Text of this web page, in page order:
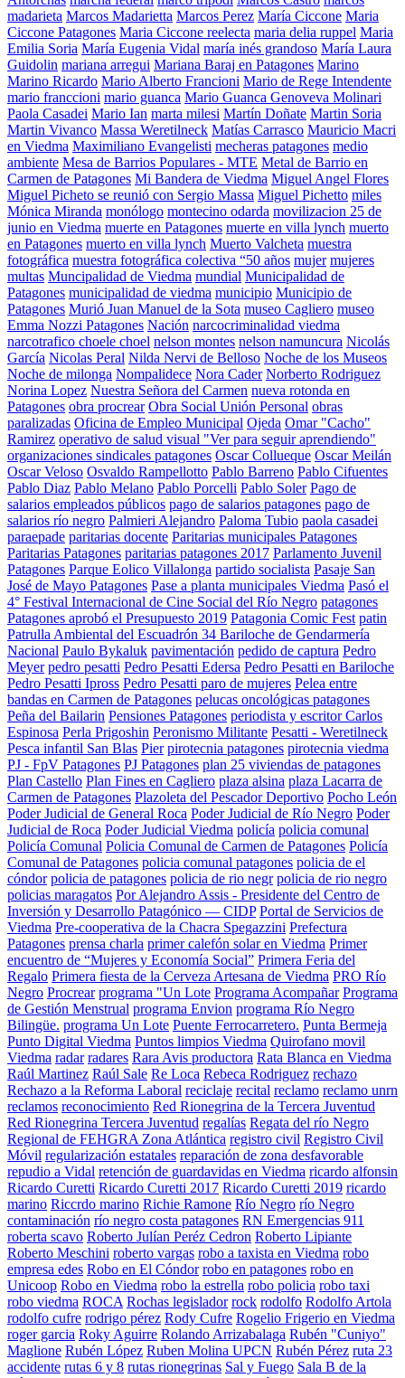
madarieta Marcos Madarietta Marcos Perez María Ciccone Maria
Ciccone Patagones Maria Ciccone reelecta maria delia ruppel Maria
Emilia Soria María Eugenia Vidal maría inés grandoso María Laura
Guidolin mariana arregui Mariana Baraj en Patagones Marino
Marino Ricardo Mario Alberto Francioni Mario de Rege Intendente
mario franccioni mario guanca Mario Guanca Genoveva Molinari
Paola Casadei Mario Ian marta milesi Martín Doñate Martin Soria
Martin Vivanco Massa Weretilneck Matías Carrasco Mauricio Macri
en Viedma Maximiliano Evangelisti mecheras patagones medio
ambiente Mesa de Barrios Populares - MTE Metal de Barrio en
Carmen de Patagones Mi Bandera de Viedma Miguel Angel Flores
Miguel Picheto se reunió con Sergio Massa Miguel Pichetto miles
Mónica Miranda monólogo montecino odarda movilizacion 25 de
junio en Viedma muerte en Patagones muerte en villa lynch muerto
en Patagones muerto en villa lynch Muerto Valcheta muestra
fotográfica muestra fotográfica colectiva “50 años mujer mujeres
multas Muncipalidad de Viedma mundial Municipalidad de
Patagones municipalidad de viedma municipio Municipio de
Patagones Murió Juan Manuel de la Sota museo Cagliero museo
Emma Nozzi Patagones Nación narcocriminalidad viedma
narcotrafico choele choel nelson montes nelson namuncura Nicolás
García Nicolas Peral Nilda Nervi de Belloso Noche de los Museos
Noche de milonga Nompalidece Nora Cader Norberto Rodriguez
Norina Lopez Nuestra Señora del Carmen nueva rotonda en
Patagones obra procrear Obra Social Unión Personal obras
paralizadas Oficina de Empleo Municipal Ojeda Omar "Cacho"
Ramirez operativo de salud visual "Ver para seguir aprendiendo"
organizaciones sindicales patagones Oscar Collueque Oscar Meilán
Oscar Veloso Osvaldo Rampellotto Pablo Barreno Pablo Cifuentes
Pablo Diaz Pablo Melano Pablo Porcelli Pablo Soler Pago de
salarios empleados públicos pago de salarios patagones pago de
salarios río negro Palmieri Alejandro Paloma Tubio paola casadei
paraepade paritarias docente Paritarias municipales Patagones
Paritarias Patagones paritarias patagones 2017 Parlamento Juvenil
Patagones Parque Eolico Villalonga partido socialista Pasaje San
José de Mayo Patagones Pase a planta municipales Viedma Pasó el
4° Festival Internacional de Cine Social del Río Negro patagones
Patagones aprobó el Presupuesto 2019 Patagonia Comic Fest patin
Patrulla Ambiental del Escuadrón 34 Bariloche de Gendarmería
Nacional Paulo Bykaluk pavimentación pedido de captura Pedro
Meyer pedro pesatti Pedro Pesatti Edersa Pedro Pesatti en Bariloche
Pedro Pesatti Ipross Pedro Pesatti paro de mujeres Pelea entre
bandas en Carmen de Patagones pelucas oncológicas patagones
Peña del Bailarin Pensiones Patagones periodista y escritor Carlos
Espinosa Perla Prigoshin Peronismo Militante Pesatti - Weretilneck
Pesca infantil San Blas Pier pirotecnia patagones pirotecnia viedma
PJ - FpV Patagones PJ Patagones plan 25 viviendas de patagones
Plan Castello Plan Fines en Cagliero plaza alsina plaza Lacarra de
Carmen de Patagones Plazoleta del Pescador Deportivo Pocho León
Poder Judicial de General Roca Poder Judicial de Río Negro Poder
Judicial de Roca Poder Judicial Viedma policía policia comunal
Policía Comunal Policia Comunal de Carmen de Patagones Policía
Comunal de Patagones policia comunal patagones policia de el
cóndor policia de patagones policia de rio negr policia de rio negro
policias maragatos Por Alejandro Assis - Presidente del Centro de
Inversión y Desarrollo Patagónico — CIDP Portal de Servicios de
Viedma Pre-cooperativa de la Chacra Spegazzini Prefectura
Patagones prensa charla primer calefón solar en Viedma Primer
encuentro de “Mujeres y Economía Social” Primera Feria del
Regalo Primera fiesta de la Cerveza Artesana de Viedma PRO Río
Negro Procrear programa "Un Lote Programa Acompañar Programa
de Gestión Menstrual programa Envion programa Río Negro
Bilingüe. programa Un Lote Puente Ferrocarretero. Punta Bermeja
Punto Digital Viedma Puntos limpios Viedma Quirofano movil
Viedma radar radares Rara Avis productora Rata Blanca en Viedma
Raúl Martinez Raúl Sale Re Loca Rebeca Rodriguez rechazo
Rechazo a la Reforma Laboral reciclaje recital reclamo reclamo unrn
reclamos reconocimiento Red Rionegrina de la Tercera Juventud
Red Rionegrina Tercera Juventud regalías Regata del río Negro
Regional de FEHGRA Zona Atlántica registro civil Registro Civil
Móvil regularización estatales reparación de zona desfavorable
repudio a Vidal retención de guardavidas en Viedma ricardo alfonsin
Ricardo Curetti Ricardo Curetti 2017 Ricardo Curetti 2019 ricardo
marino Riccrdo marino Richie Ramone Río Negro río Negro
contaminación río negro costa patagones RN Emergencias 911
roberta scavo Roberto Julían Peréz Cedron Roberto Lipiante
Roberto Meschini roberto vargas robo a taxista en Viedma robo
empresa edes Robo en El Cóndor robo en patagones robo en
Unicoop Robo en Viedma robo la estrella robo policia robo taxi
robo viedma ROCA Rochas legislador rock rodolfo Rodolfo Artola
rodolfo cufre rodrigo pérez Rody Cufre Rogelio Frigerio en Viedma
roger garcia Roky Aguirre Rolando Arrizabalaga Rubén "Cuniyo"
Maglione Rubén López Ruben Molina UPCN Rubén Pérez ruta 23
accidente rutas 6 y 8 rutas rionegrinas Sal y Fuego Sala B de la